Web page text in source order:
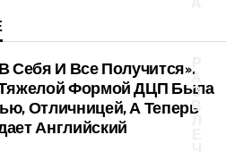
А
З
В
Себя И Все Получится».
Формой ДЦП Была
Отличницей, А Теперь
Английский